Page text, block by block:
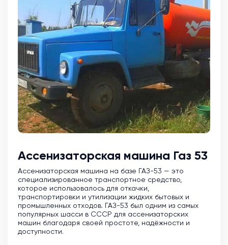
Ассенизаторская машина Газ 53
Ассенизаторская машина на базе ГАЗ-53 — это
специализированное транспортное средство,
которое использовалось для откачки,
транспортировки и утилизации жидких бытовых и
промышленных отходов. ГАЗ-53 был одним из самых
популярных шасси в СССР для ассенизаторских
машин благодаря своей простоте, надёжности и
доступности.